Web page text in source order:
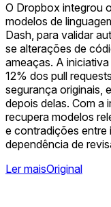
O Dropbox integrou
modelos de
Dash, para validar
se alterações de
ameaças. A
12% dos pull
segurança originais,
depois delas. Com a
recupera modelos
e contradições entre
dependência de
Ler maisOriginal